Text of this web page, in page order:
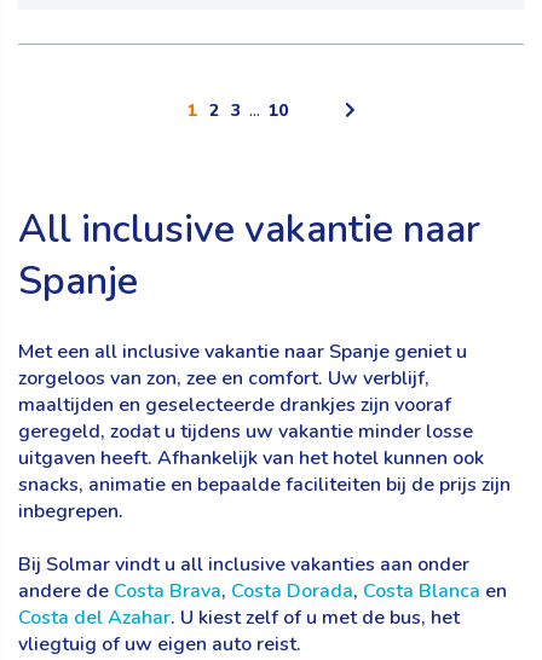
1 2 3 ... 10
All inclusive vakantie naar
Spanje
Met een all inclusive vakantie naar Spanje geniet u
zorgeloos van zon, zee en comfort. Uw verblijf,
maaltijden en geselecteerde drankjes zijn vooraf
geregeld, zodat u tijdens uw vakantie minder losse
uitgaven heeft. Afhankelijk van het hotel kunnen ook
snacks, animatie en bepaalde faciliteiten bij de prijs zijn
inbegrepen.
Bij Solmar vindt u all inclusive vakanties aan onder
andere de Costa Brava, Costa Dorada, Costa Blanca en
Costa del Azahar. U kiest zelf of u met de bus, het
vliegtuig of uw eigen auto reist.